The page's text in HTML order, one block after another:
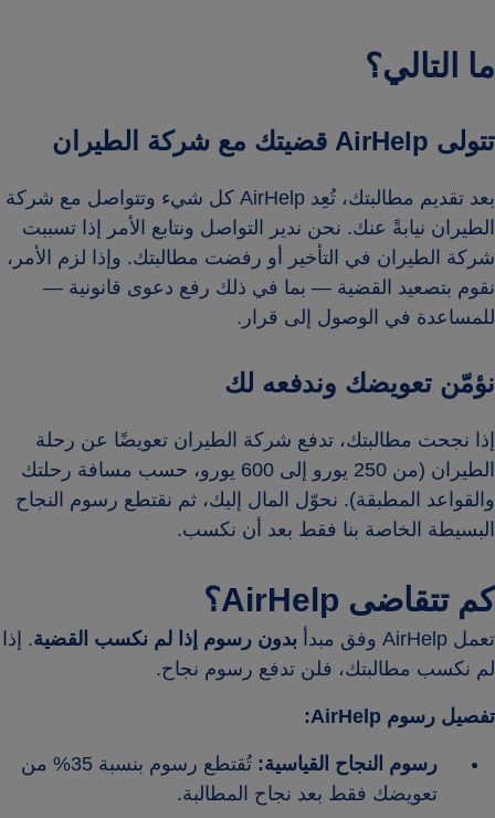
ما التالي؟
تتولى AirHelp قضيتك مع شركة الطيران
بعد تقديم مطالبتك، تُعِد AirHelp كل شيء وتتواصل مع شركة
الطيران نيابةً عنك. نحن ندير التواصل ونتابع الأمر إذا تسببت
شركة الطيران في التأخير أو رفضت مطالبتك. وإذا لزم الأمر،
نقوم بتصعيد القضية — بما في ذلك رفع دعوى قانونية —
للمساعدة في الوصول إلى قرار.
نؤمّن تعويضك وندفعه لك
إذا نجحت مطالبتك، تدفع شركة الطيران تعويضًا عن رحلة
الطيران (من 250 يورو إلى 600 يورو، حسب مسافة رحلتك
والقواعد المطبقة). نحوّل المال إليك، ثم نقتطع رسوم النجاح
البسيطة الخاصة بنا فقط بعد أن نكسب.
كم تتقاضى AirHelp؟
تعمل AirHelp وفق مبدأ بدون رسوم إذا لم نكسب القضية. إذا
لم نكسب مطالبتك، فلن تدفع رسوم نجاح.
تفصيل رسوم AirHelp:
رسوم النجاح القياسية:
تُقتطع رسوم بنسبة 35% من
تعويضك فقط بعد نجاح المطالبة.